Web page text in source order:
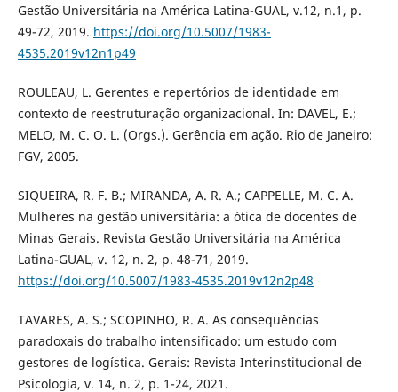
Gestão Universitária na América Latina-GUAL, v.12, n.1, p.
49-72, 2019. https://doi.org/10.5007/1983-
4535.2019v12n1p49
ROULEAU, L. Gerentes e repertórios de identidade em
contexto de reestruturação organizacional. In: DAVEL, E.;
MELO, M. C. O. L. (Orgs.). Gerência em ação. Rio de Janeiro:
FGV, 2005.
SIQUEIRA, R. F. B.; MIRANDA, A. R. A.; CAPPELLE, M. C. A.
Mulheres na gestão universitária: a ótica de docentes de
Minas Gerais. Revista Gestão Universitária na América
Latina-GUAL, v. 12, n. 2, p. 48-71, 2019.
https://doi.org/10.5007/1983-4535.2019v12n2p48
TAVARES, A. S.; SCOPINHO, R. A. As consequências
paradoxais do trabalho intensificado: um estudo com
gestores de logística. Gerais: Revista Interinstitucional de
Psicologia, v. 14, n. 2, p. 1-24, 2021.